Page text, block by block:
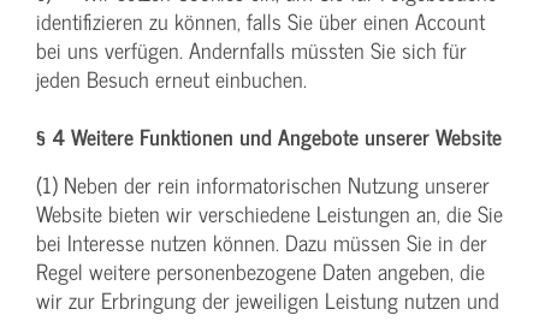
identifizieren zu können, falls Sie über einen Account
bei uns verfügen. Andernfalls müssten Sie sich für
jeden Besuch erneut einbuchen.
§ 4 Weitere Funktionen und Angebote unserer Website
(1) Neben der rein informatorischen Nutzung unserer
Website bieten wir verschiedene Leistungen an, die Sie
bei Interesse nutzen können. Dazu müssen Sie in der
Regel weitere personenbezogene Daten angeben, die
wir zur Erbringung der jeweiligen Leistung nutzen und